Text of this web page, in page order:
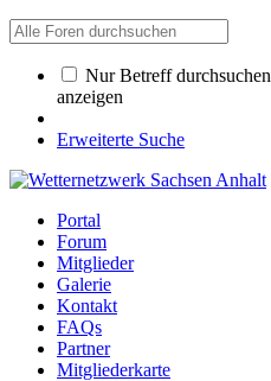
Nur Betreff durchsuchen
anzeigen
Erweiterte Suche
Portal
Forum
Mitglieder
Galerie
Kontakt
FAQs
Partner
Mitgliederkarte